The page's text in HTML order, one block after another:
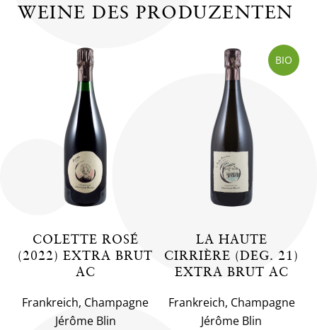
WEINE DES PRODUZENTEN
COLETTE ROSÉ
(2022) EXTRA BRUT
AC
Frankreich, Champagne
Jérôme Blin
BIO
LA HAUTE
CIRRIÈRE (DEG. 21)
EXTRA BRUT AC
Frankreich, Champagne
Jérôme Blin